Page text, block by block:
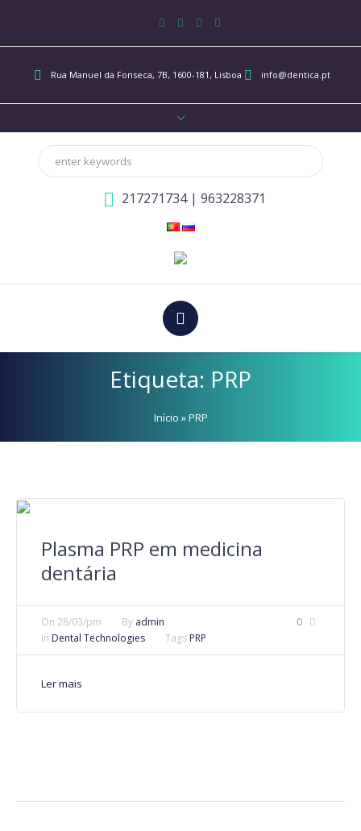
Rua Manuel da Fonseca, 7B, 1600-181, Lisboa info@dentica.pt
217271734 |963228371
Etiqueta: PRP
Início »PRP
Plasma PRP em medicina
dentária
0
On 28/03/pm By admin
In Dental Technologies Tags PRP
Ler mais